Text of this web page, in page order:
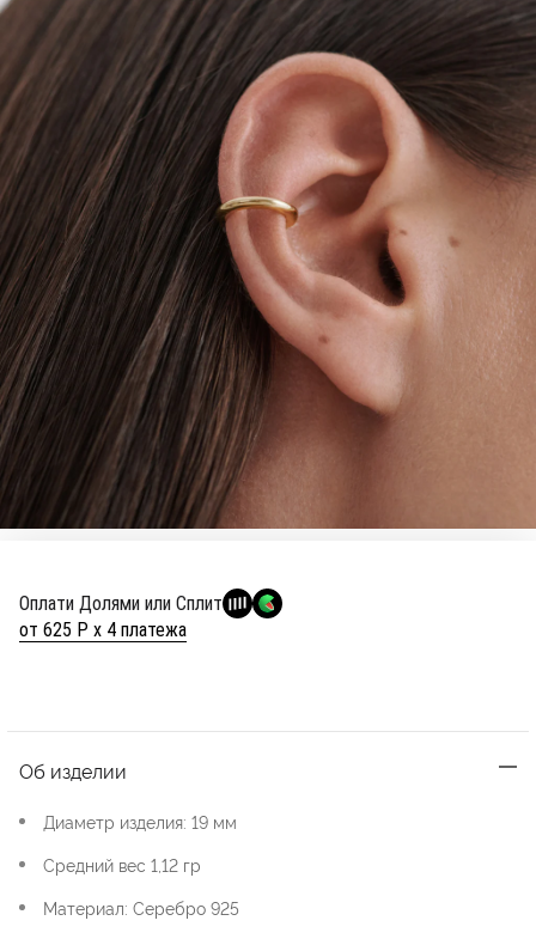
Оплати Долями или Сплит
от 625 Р х 4 платежа
Об изделии
Диаметр изделия: 19 мм
Средний вес 1,12 гр
Материал: Серебро 925